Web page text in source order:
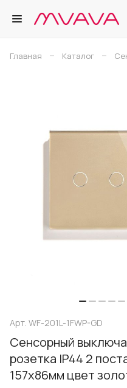
Главная – Каталог –
Арт. WF-201L-1FWP-GD
Сенсорный
розетка IP44 2
157х86мм цвет